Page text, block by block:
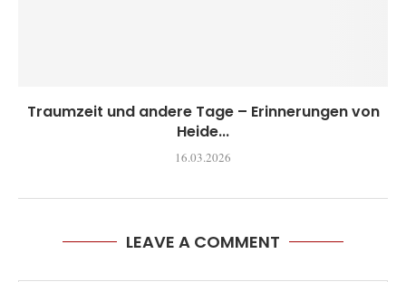
Traumzeit und andere Tage – Erinnerungen von
Heide...
16.03.2026
LEAVE A COMMENT